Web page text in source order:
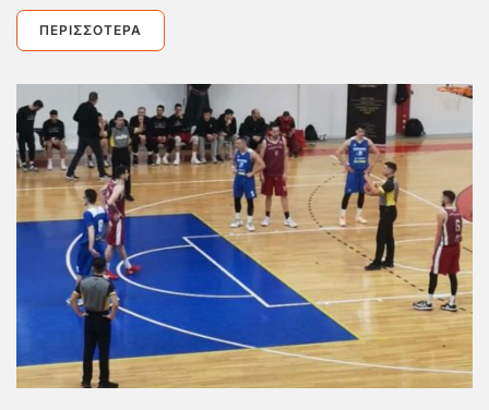
ΠΕΡΙΣΣΌΤΕΡΑ